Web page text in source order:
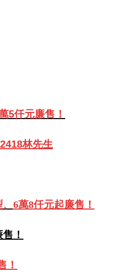
5仟元廉售 ！
林先生
6萬8仟元起廉售！
！
！